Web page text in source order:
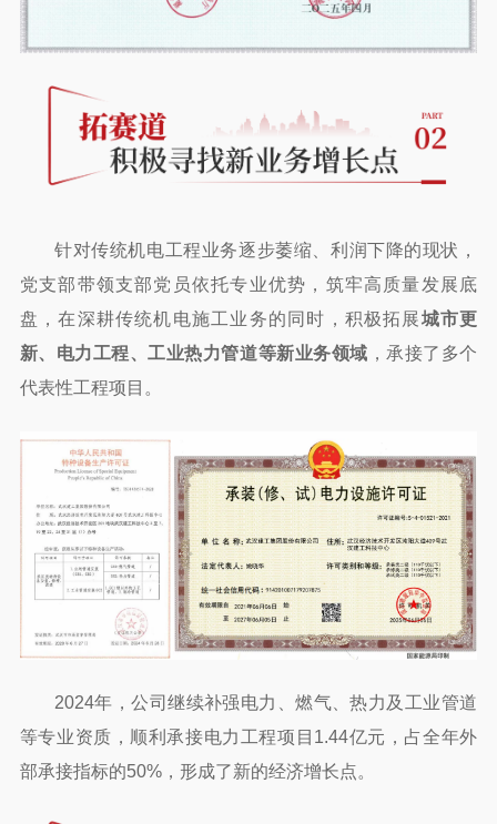
针对传统机电工程业务逐步萎缩、利润下降的现状，
党支部带领支部党员依托专业优势，筑牢高质量发展底
盘，在深耕传统机电施工业务的同时，积极拓展城市更
新、电力工程、工业热力管道等新业务领域 ，承接了多个
代表性工程项目。
2024年，公司继续补强电力、燃气、热力及工业管道
等专业资质，顺利承接电力工程项目1.44亿元，占全年外
部承接指标的50%，形成了新的经济增长点。